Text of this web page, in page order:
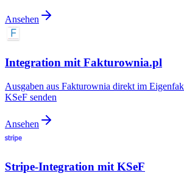
Ansehen
Integration mit Fakturownia.pl
Ausgaben aus Fakturownia direkt im
KSeF senden
Ansehen
Stripe-Integration mit KSeF